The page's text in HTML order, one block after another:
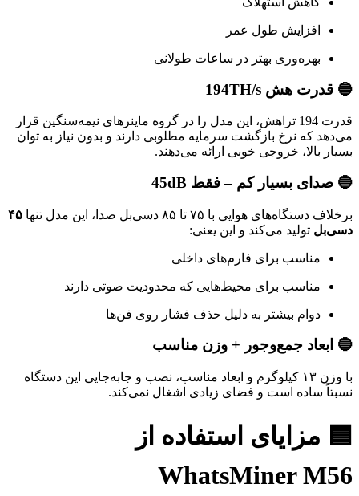
افزایش طول عمر
بهره‌وری بهتر در ساعات طولانی
🔵 قدرت هش 194TH/s
قدرت 194 تراهش، این مدل را در گروه ماینرهای نیمه‌سنگین قرار
می‌دهد که نرخ بازگشت سرمایه مطلوبی دارند و بدون نیاز به توان
بسیار بالا، خروجی خوبی ارائه می‌دهند.
🔵 صدای بسیار کم – فقط 45dB
برخلاف دستگاه‌های هوایی با ۷۵ تا ۸۵ دسی‌بل صدا، این مدل تنها
۴۵
دسی‌بل تولید می‌کند و این یعنی:
مناسب برای فارم‌های داخلی
مناسب برای محیط‌هایی که محدودیت صوتی دارند
دوام بیشتر به دلیل حذف فشار روی فن‌ها
🔵 ابعاد جمع‌وجور + وزن مناسب
با وزن ۱۳ کیلوگرم و ابعاد مناسب، نصب و جابه‌جایی این دستگاه
نسبتاً ساده است و فضای زیادی اشغال نمی‌کند.
🟦 مزایای استفاده از
WhatsMiner M56